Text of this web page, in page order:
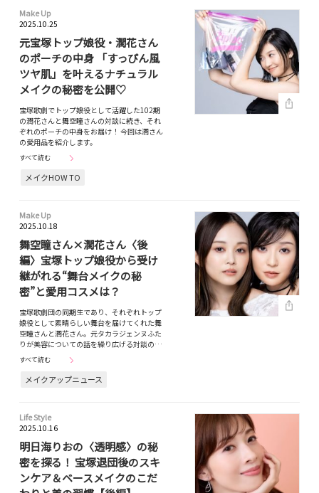
Make Up
2025.10.25
元宝塚トップ娘役・潤花さん
のポーチの中身 「すっぴん風
ツヤ肌」を叶えるナチュラル
メイクの秘密を公開♡
宝塚歌劇でトップ娘役として活躍した102期
の潤花さんと舞空瞳さんの対談に続き、それ
ぞれのポーチの中身をお届け！ 今回は潤さん
の愛用品を紹介します。
すべて読む
メイクHOW TO
Make Up
2025.10.18
舞空瞳さん×潤花さん〈後
編〉宝塚トップ娘役から受け
継がれる“舞台メイクの秘
密”と愛用コスメは？
宝塚歌劇団の同期生であり、それぞれトップ
娘役として素晴らしい舞台を届けてくれた舞
空瞳さんと潤花さん。元タカラジェンヌふた
りが美容についての話を繰り広げる対談の…
すべて読む
メイクアップニュース
Life Style
2025.10.16
明日海りおの〈透明感〉の秘
密を探る！ 宝塚退団後のスキ
ンケア＆ベースメイクのこだ